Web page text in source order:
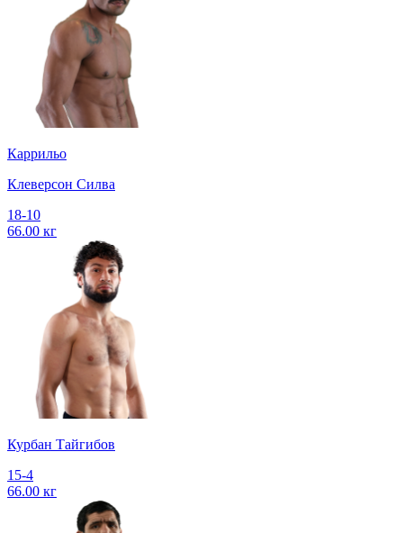
Каррильо
Клеверсон Силва
18-10
66.00 кг
Курбан Тайгибов
15-4
66.00 кг